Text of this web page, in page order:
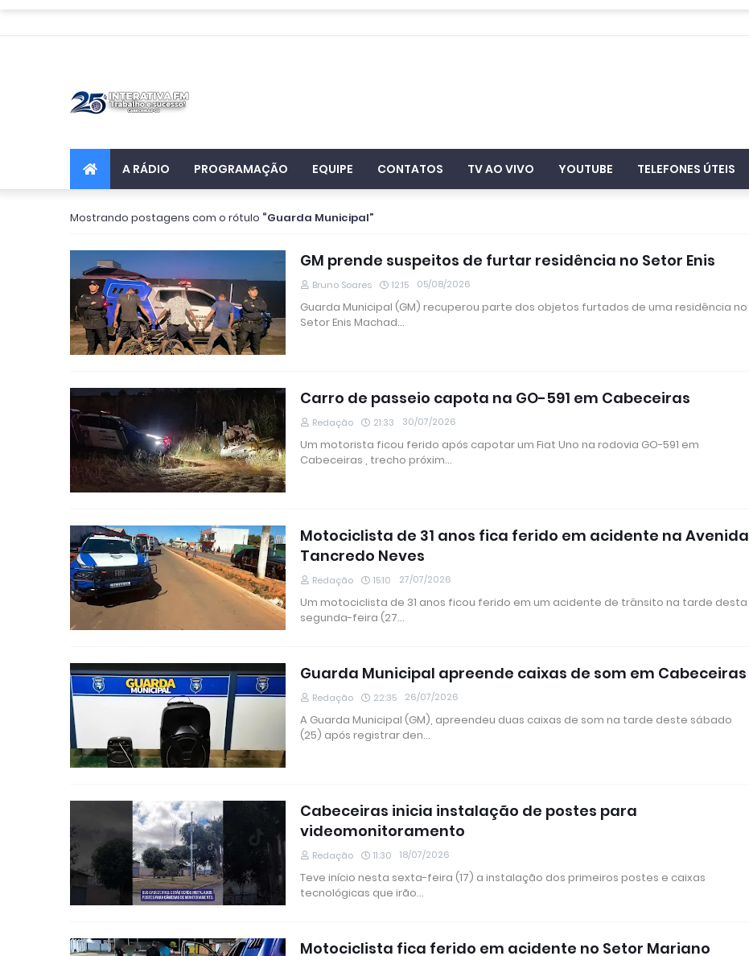
A RÁDIO PROGRAMAÇÃO EQUIPE CONTATOS TV AO VIVO YOUTUBE TELEFONES ÚTEIS
Mostrando postagens com o rótulo Guarda Municipal
GM prende suspeitos de furtar residência no Setor Enis
Bruno Soares 12:15 05/08/2026
Guarda Municipal (GM) recuperou parte dos objetos furtados de uma residência no
Setor Enis Machad…
Carro de passeio capota na GO-591 em Cabeceiras
Redação 21:33 30/07/2026
Um motorista ficou ferido após capotar um Fiat Uno na rodovia GO-591 em
Cabeceiras , trecho próxim…
Motociclista de 31 anos fica ferido em acidente na Avenida
Tancredo Neves
Redação 15:10 27/07/2026
Um motociclista de 31 anos ficou ferido em um acidente de trânsito na tarde desta
segunda-feira (27…
Guarda Municipal apreende caixas de som em Cabeceiras
Redação 22:35 26/07/2026
A Guarda Municipal (GM), apreendeu duas caixas de som na tarde deste sábado
(25) após registrar den…
Cabeceiras inicia instalação de postes para
videomonitoramento
Redação 11:30 18/07/2026
Teve início nesta sexta-feira (17) a instalação dos primeiros postes e caixas
tecnológicas que irão…
Motociclista fica ferido em acidente no Setor Mariano